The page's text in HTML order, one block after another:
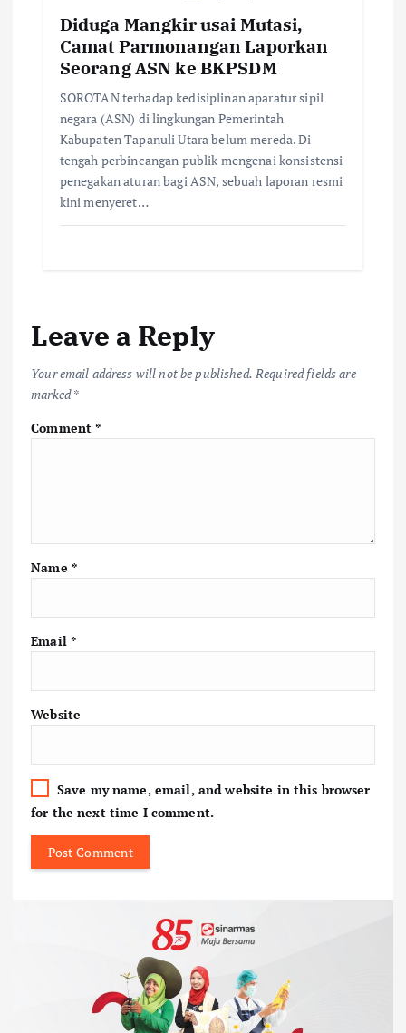
Diduga Mangkir usai Mutasi,
Camat Parmonangan Laporkan
Seorang ASN ke BKPSDM
SOROTAN terhadap kedisiplinan aparatur sipil
negara (ASN) di lingkungan Pemerintah
Kabupaten Tapanuli Utara belum mereda. Di
tengah perbincangan publik mengenai konsistensi
penegakan aturan bagi ASN, sebuah laporan resmi
kini menyeret…
Leave a Reply
Your email address will not be published. Required fields are
marked*
Comment*
Name *
Email *
Website
Save my name, email, and website in this browser
for the next time I comment.